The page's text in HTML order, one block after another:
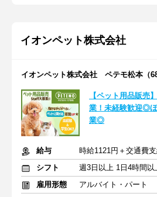
イオンペット株式会社
イオンペット株式会社 ペテモ松本（
【ペット用品販売
業！未経験歓迎◎
業◎
給与
時給1121円＋交通費
シフト
週3日以上 1日4時間以
雇用形態
アルバイト・パート